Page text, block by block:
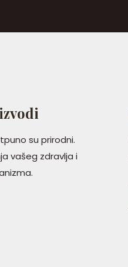
su prirodni.
vašeg zdravlja i